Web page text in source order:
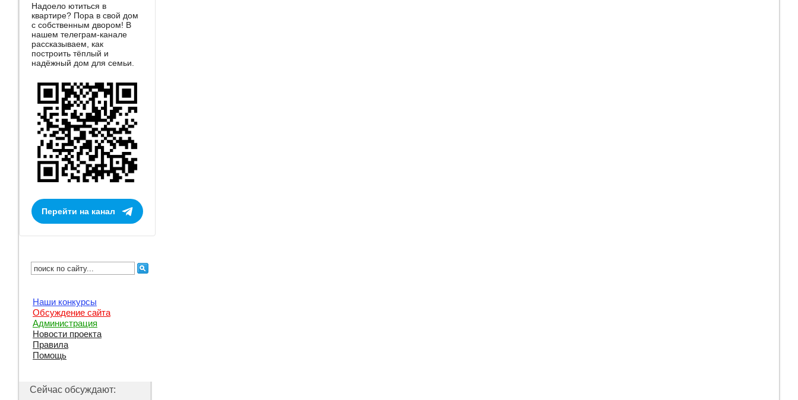
Надоело ютиться в
квартире? Пора в свой дом
с собственным двором! В
нашем телеграм-канале
рассказываем, как
построить тёплый и
надёжный дом для семьи.
Перейти на канал
Наши конкурсы
Обсуждение сайта
Администрация
Новости проекта
Правила
Помощь
Сейчас обсуждают: